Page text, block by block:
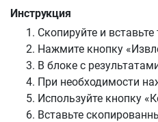
Инструкция
Скопируйте и
Нажмите кнопку
В блоке с
При необходимости
Используйте кнопку
Вставьте